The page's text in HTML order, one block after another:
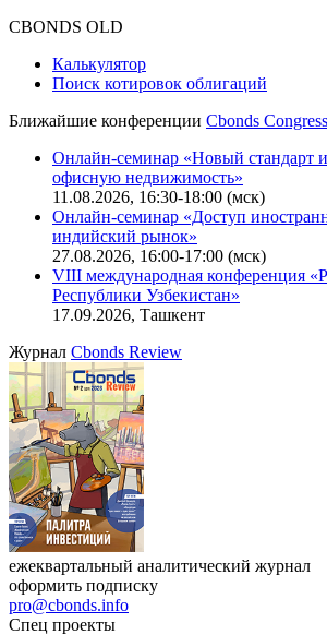
CBONDS OLD
Калькулятор
Поиск котировок облигаций
Ближайшие конференции Cbonds Congress
Онлайн-семинар «Новый стандарт
офисную недвижимость»
11.08.2026, 16:30-18:00 (мск)
Онлайн-семинар «Доступ
индийский рынок»
27.08.2026, 16:00-17:00 (мск)
VIII международная конференция
Республики Узбекистан»
17.09.2026, Ташкент
Журнал Cbonds Review
ежеквартальный аналитический журнал
оформить подписку
pro@cbonds.info
Спец проекты